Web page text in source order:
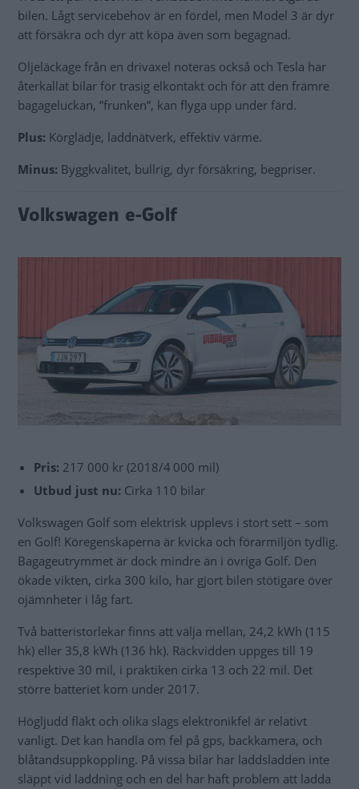
bilen. Lågt servicebehov är en fördel, men Model 3 är dyr
att försäkra och dyr att köpa även som begagnad.
Oljeläckage från en drivaxel noteras också och Tesla har
återkallat bilar för trasig elkontakt och för att den främre
bagageluckan, ”frunken”, kan flyga upp under färd.
Plus: Körglädje, laddnätverk, effektiv värme.
Minus: Byggkvalitet, bullrig, dyr försäkring, begpriser.
Volkswagen e-Golf
Pris: 217 000 kr (2018/4 000 mil)
Utbud just nu: Cirka 110 bilar
Volkswagen Golf som elektrisk upplevs i stort sett – som
en Golf! Köregenskaperna är kvicka och förarmiljön tydlig.
Bagageutrymmet är dock mindre än i övriga Golf. Den
ökade vikten, cirka 300 kilo, har gjort bilen stötigare över
ojämnheter i låg fart.
Två batteristorlekar finns att välja mellan, 24,2 kWh (115
hk) eller 35,8 kWh (136 hk). Räckvidden uppges till 19
respektive 30 mil, i praktiken cirka 13 och 22 mil. Det
större batteriet kom under 2017.
Högljudd fläkt och olika slags elektronikfel är relativt
vanligt. Det kan handla om fel på gps, backkamera, och
blåtandsuppkoppling. På vissa bilar har laddsladden inte
släppt vid laddning och en del har haft problem att ladda